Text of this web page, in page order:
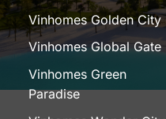
Vinhomes Golden City
Vinhomes Global Gate
Vinhomes Green
Paradise